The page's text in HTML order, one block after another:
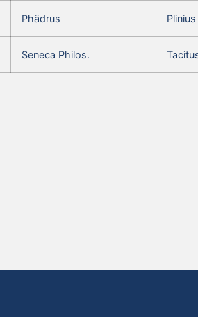
Phädrus
Seneca Philos.